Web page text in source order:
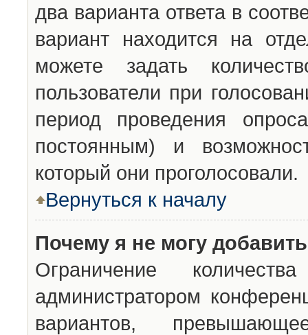
два варианта ответа в
вариант находится на
можете задать
пользователи при
период проведения
постоянным) и
который они проголосовали.
Вернуться к началу
Почему я не могу
Ограничение
администратором
вариантов,